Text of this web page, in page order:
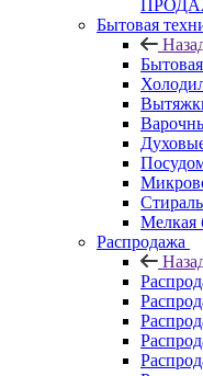
Бытовая
Мелкая
Распродажа